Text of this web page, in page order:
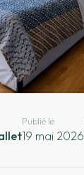
Publié le
19 mai 2026